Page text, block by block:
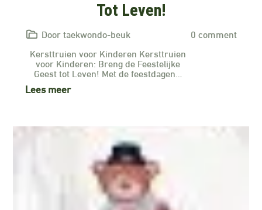
Tot Leven!
Door taekwondo-beuk
0 comment
Kersttruien voor Kinderen Kersttruien
voor Kinderen: Breng de Feestelijke
Geest tot Leven! Met de feestdagen…
Lees meer